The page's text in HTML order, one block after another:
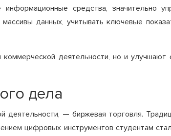
информационные средства, значительно
данных, учитывать ключевые
деятельности, но и улучшают
дела
— биржевая торговля.
цифровых инструментов студентам